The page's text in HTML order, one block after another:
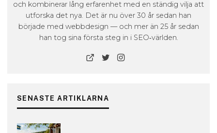
och kombinerar lång erfarenhet med en ständig vilja att
utforska det nya. Det är nu över 30 år sedan han
började med webbdesign — och mer än 25 år sedan
han tog sina första steg in i SEO‑världen.
SENASTE ARTIKLARNA